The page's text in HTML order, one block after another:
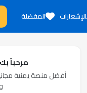
الإشعارات المفضلة
مرحباً
أفضل منصة يمنية